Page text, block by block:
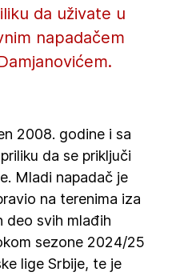
da uživate u
napadačem
2008. godine i sa
da se priključi
Mladi napadač je
na terenima iza
deo svih mlađih
sezone 2024/25
lige Srbije, te je